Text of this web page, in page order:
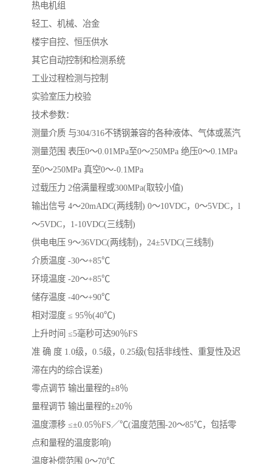
热电机组
轻工、机械、冶金
楼宇自控、恒压供水
其它自动控制和检测系统
工业过程检测与控制
实验室压力校验
技术参数：
测量介质 与304/316不锈钢兼容的各种液体、气体或蒸汽
测量范围 表压0～0.01MPa至0～250MPa 绝压0～0.1MPa
至0～250MPa 真空0～-0.1MPa
过载压力 2倍满量程或300MPa(取较小值)
输出信号 4～20mADC(两线制) 0～10VDC，0～5VDC，l
～5VDC，1-10VDC(三线制)
供电电压 9～36VDC(两线制)，24±5VDC(三线制)
介质温度 -30～+85℃
环境温度 -20～+85℃
储存温度 -40～+90℃
相对湿度 ≤ 95％(40℃)
上升时间 ≤5毫秒可达90％FS
准 确 度 1.0级，0.5级，0.25级(包括非线性、重复性及迟
滞在内的综合误差)
零点调节 输出量程的±8％
量程调节 输出量程的±20％
温度漂移 ≤±0.05％FS／℃(温度范围-20～85℃，包括零
点和量程的温度影响)
温度补偿范围 0～70℃